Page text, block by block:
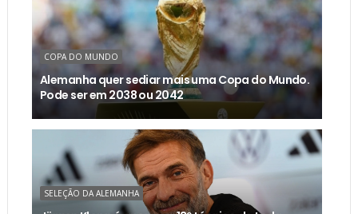
COPA DO MUNDO
Alemanha quer sediar mais uma Copa do Mundo.
Pode ser em 2038 ou 2042
SELEÇÃO DA ALEMANHA